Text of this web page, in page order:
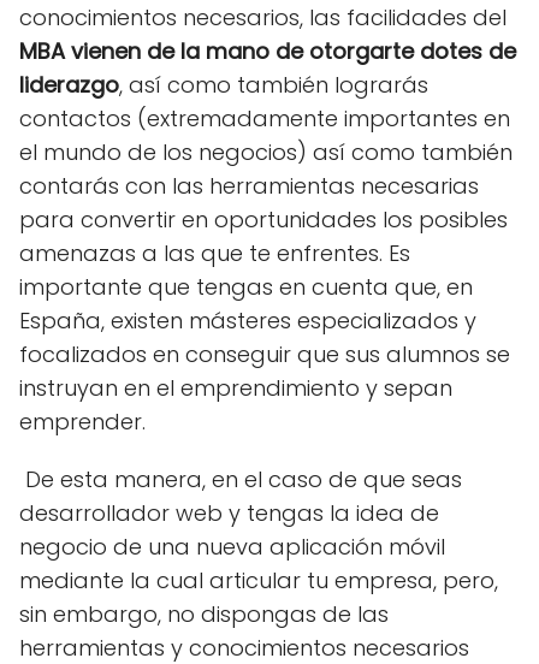
conocimientos necesarios, las facilidades del
MBA vienen de la mano de otorgarte dotes de
liderazgo, así como también lograrás
contactos (extremadamente importantes en
el mundo de los negocios) así como también
contarás con las herramientas necesarias
para convertir en oportunidades los posibles
amenazas a las que te enfrentes. Es
importante que tengas en cuenta que, en
España, existen másteres especializados y
focalizados en conseguir que sus alumnos se
instruyan en el emprendimiento y sepan
emprender.
De esta manera, en el caso de que seas
desarrollador web y tengas la idea de
negocio de una nueva aplicación móvil
mediante la cual articular tu empresa, pero,
sin embargo, no dispongas de las
herramientas y conocimientos necesarios